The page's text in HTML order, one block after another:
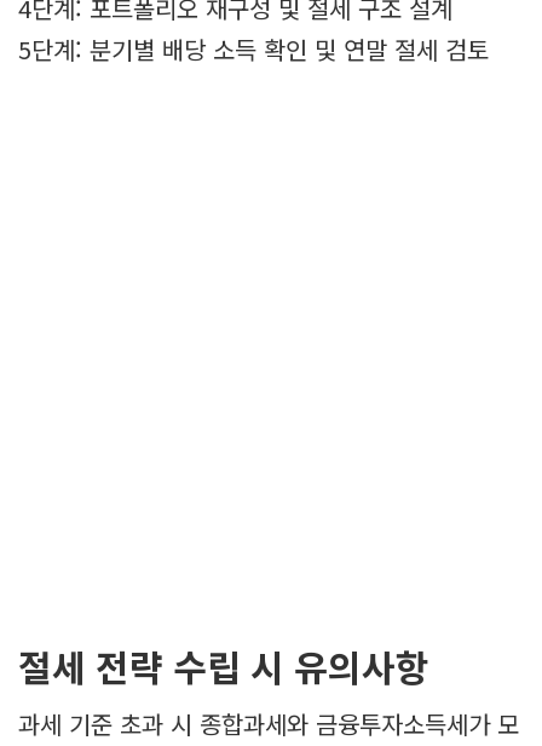
4단계: 포트폴리오 재구성 및 절세 구조 설계
5단계: 분기별 배당 소득 확인 및 연말 절세 검토
절세 전략 수립 시 유의사항
과세 기준 초과 시 종합과세와 금융투자소득세가 모